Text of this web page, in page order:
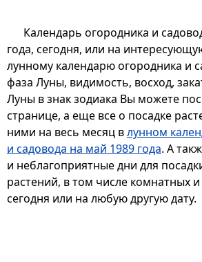
Календарь огородника и
года, сегодня, или на
лунному календарю огородника и
фаза Луны, видимость, восход,
Луны в знак зодиака Вы можете
странице, а еще все о посадке
ними на весь месяц влунном
и садовода на май 1989 года. А
и неблагоприятные дни для
растений, в том числе комнатных
сегодня или на любую другую дату.